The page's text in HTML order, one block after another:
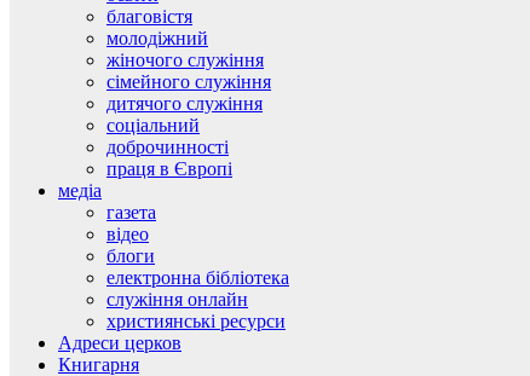
благовістя
молодіжний
жіночого служіння
сімейного служіння
дитячого служіння
соціальний
доброчинності
праця в Європі
медіа
газета
відео
блоги
електронна бібліотека
служіння онлайн
християнські ресурси
Адреси церков
Книгарня